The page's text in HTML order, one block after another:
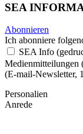
SEA
Abonnieren
Ich abonniere
SEA Info
Medienmitteilungen
(E-mail-Newsletter,
Personalien
Anrede